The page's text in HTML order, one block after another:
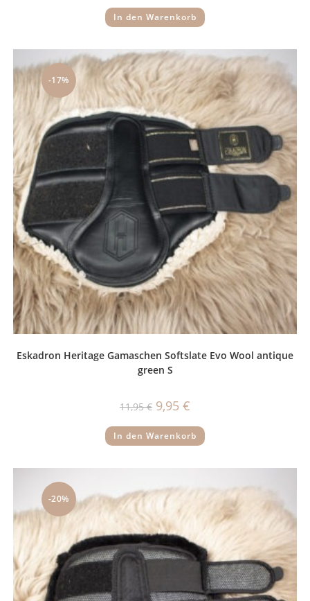
In den Warenkorb
-17%
Eskadron Heritage Gamaschen Softslate Evo Wool antique
green S
11,95€ Ursprünglicher
Preis
11,95 €
9,95 €
9,95 €.
In den Warenkorb
-20%